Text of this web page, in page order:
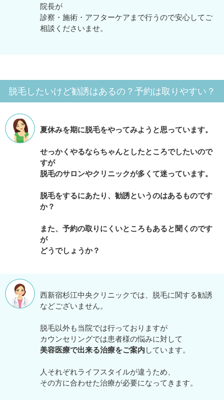
院長が
診察・施術・アフターケアまで行うので安心してご
相談くださいませ。
脱毛したいけど勧誘はあるの？予約は取りやすい？
夏休みを期に脱毛をやってみようと思っています。
せっかくやるならちゃんとしたところでしたいので
すが
脱毛のサロンやクリニックが多くて迷っています。
脱毛をするにあたり、勧誘というのはあるものです
か？
また、予約の取りにくいところもあると聞くのです
が
どうでしょうか？
西新宿杉江中央クリニックでは、脱毛に関する勧誘
などございません。
脱毛以外も当院では行っておりますが
カウンセリングでは患者様の悩みに対して
美容医療で出来る治療をご案内 しています。
人それぞれライフスタイルが違うため、
その方に合わせた治療が必要になってきます。